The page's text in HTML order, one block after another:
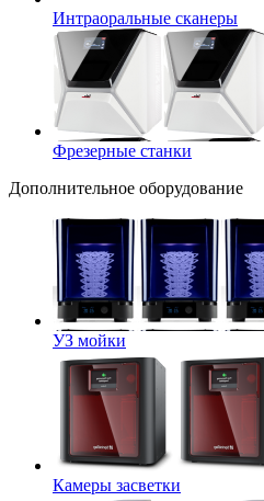
Интраоральные сканеры
Фрезерные станки
Дополнительное оборудование
УЗ мойки
Камеры засветки